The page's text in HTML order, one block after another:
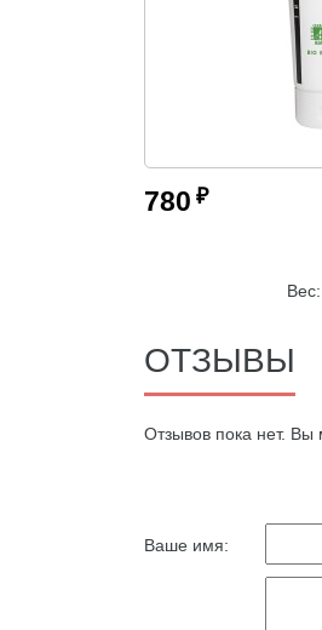
780 ₽
ОТЗЫВЫ
Oтзывов пока нет. Вы
Ваше имя: